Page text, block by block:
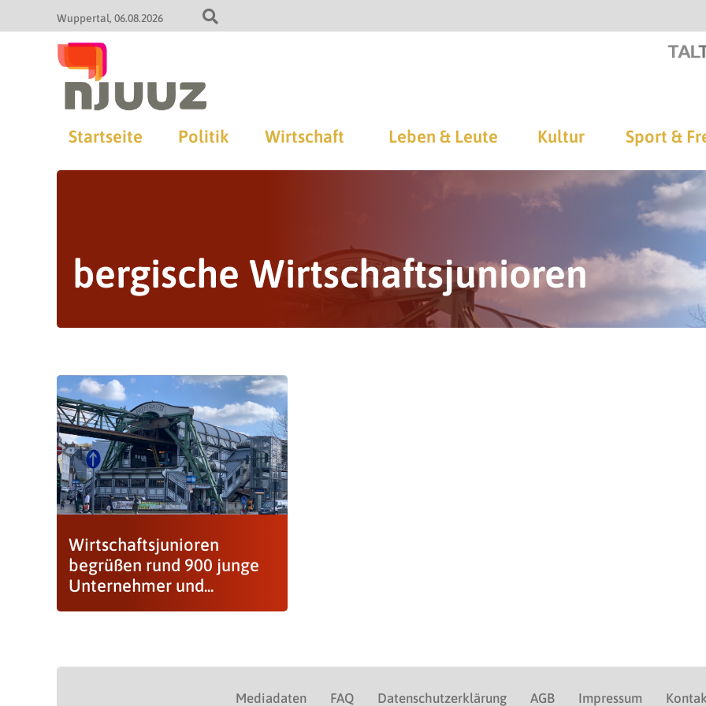
Wuppertal 06.08.2026
Startseite Politik Wirtschaft Leben & Leute Kultur Sport &
bergische Wirtschaftsjunioren
Wirtschaftsjunioren
begrüßen rund 900 junge
Unternehmer und...
Mediadaten FAQ Datenschutzerklärung AGB Impressum